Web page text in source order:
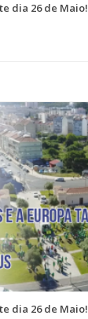
dia 26 de Maio!
dia 26 de Maio!